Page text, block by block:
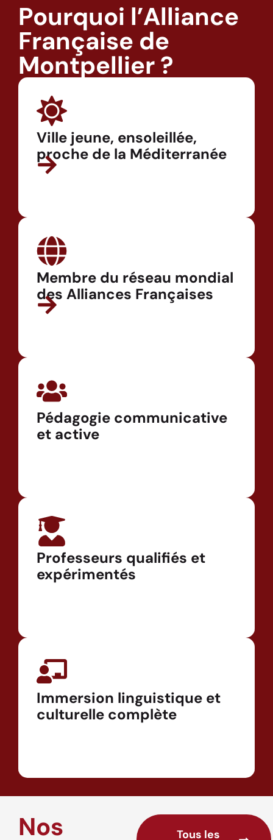
Pourquoi l’Alliance
Française de
Montpellier ?
Ville jeune, ensoleillée,
proche de la Méditerranée
Membre du réseau mondial
des Alliances Françaises
Pédagogie communicative
et active
Professeurs qualifiés et
expérimentés
Immersion linguistique et
culturelle complète
Nos Tous les